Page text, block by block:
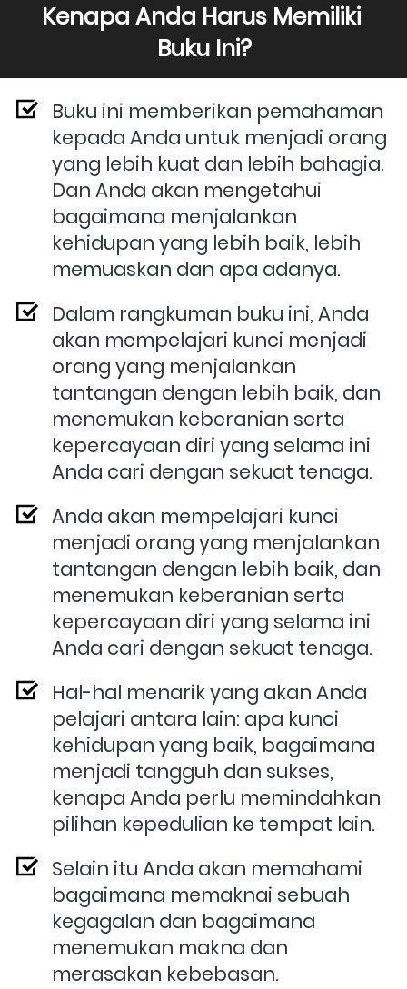
Kenapa Anda Harus Memiliki
Buku Ini?
Buku ini memberikan pemahaman
kepada Anda untuk menjadi orang
yang lebih kuat dan lebih bahagia.
Dan Anda akan mengetahui
bagaimana menjalankan
kehidupan yang lebih baik, lebih
memuaskan dan apa adanya.
Dalam rangkuman buku ini, Anda
akan mempelajari kunci menjadi
orang yang menjalankan
tantangan dengan lebih baik, dan
menemukan keberanian serta
kepercayaan diri yang selama ini
Anda cari dengan sekuat tenaga.
Anda akan mempelajari kunci
menjadi orang yang menjalankan
tantangan dengan lebih baik, dan
menemukan keberanian serta
kepercayaan diri yang selama ini
Anda cari dengan sekuat tenaga.
Hal-hal menarik yang akan Anda
pelajari antara lain: apa kunci
kehidupan yang baik, bagaimana
menjadi tangguh dan sukses,
kenapa Anda perlu memindahkan
pilihan kepedulian ke tempat lain.
Selain itu Anda akan memahami
bagaimana memaknai sebuah
kegagalan dan bagaimana
menemukan makna dan
merasakan kebebasan.